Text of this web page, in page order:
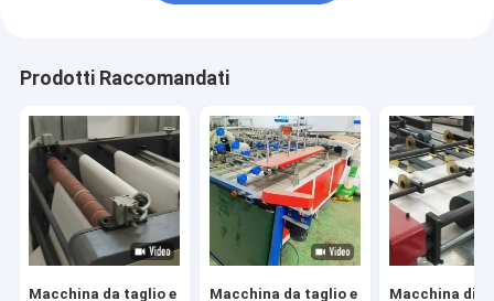
Prodotti Raccomandati
Macchina da taglio e Macchina da taglio e Macchina di